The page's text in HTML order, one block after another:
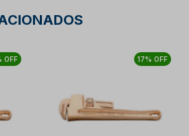
OFF 17% OFF